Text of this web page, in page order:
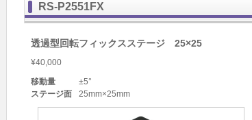
RS-P2551FX
透過型回転フィックスステージ 25×25
¥40,000
移動量
±5°
ステージ面
25mm×25mm